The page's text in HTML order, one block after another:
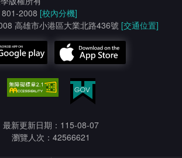
2008 [校內分機]
高雄市小港區大業北路436號 [交通位置]
最新更新日期：115-08-07
瀏覽人次：42566621